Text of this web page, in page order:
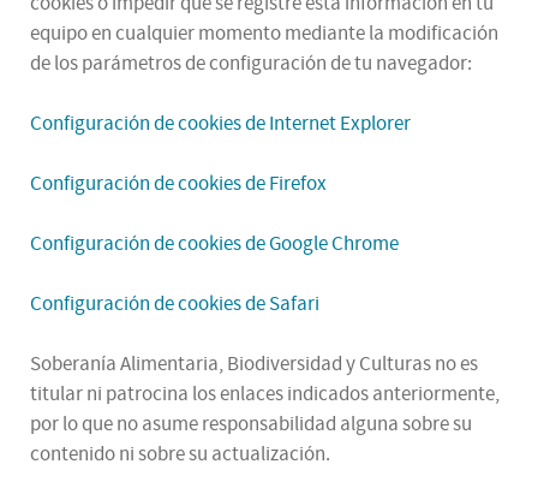
equipo en cualquier momento mediante la modificación
de los parámetros de configuración de tu navegador:
Configuración de cookies de Internet Explorer
Configuración de cookies de Firefox
Configuración de cookies de Google Chrome
Configuración de cookies de Safari
Soberanía Alimentaria, Biodiversidad y Culturas no es
titular ni patrocina los enlaces indicados anteriormente,
por lo que no asume responsabilidad alguna sobre su
contenido ni sobre su actualización.